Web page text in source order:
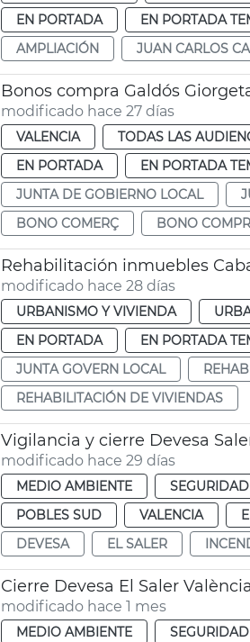
EN PORTADA
EN PORTADA
AMPLIACIÓN
JUAN CARLOS
Bonos compra Galdós
modificado hace 27 días
VALENCIA TODAS LAS
EN PORTADA
EN PORTADA
JUNTA DE GOBIERNO LOCAL
BONO COMERÇ
BONO
Rehabilitación inmuebles
modificado hace 28 días
URBANISMO Y VIVIENDA
EN PORTADA
EN PORTADA
JUNTA GOVERN LOCAL
REHABILITACIÓN DE VIVIENDAS
Vigilancia y cierre Devesa
modificado hace 29 días
MEDIO AMBIENTE
POBLES SUD
VALENCIA
DEVESA
EL SALER
Cierre Devesa El Saler
modificado hace 1 mes
MEDIO AMBIENTE